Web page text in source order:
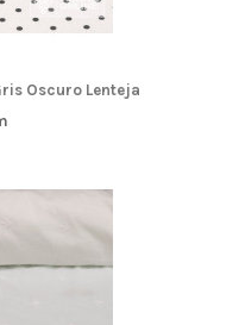
Oscuro Lenteja